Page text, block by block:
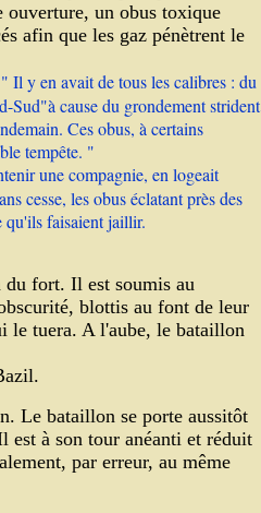
ouverture, un obus toxique
afin que les gaz pénètrent le
" Il y en avait de tous les calibres : du
Sud"à cause du grondement strident
Ces obus, à certains
tempête. "
une compagnie, en logeait
cesse, les obus éclatant près des
qu'ils faisaient jaillir.
fort. Il est soumis au
blottis au font de leur
le tuera. A l'aube, le bataillon
Le bataillon se porte aussitôt
est à son tour anéanti et réduit
par erreur, au même